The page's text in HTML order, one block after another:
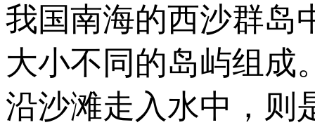
我国南海的西沙群岛
大小不同的岛屿组成
沿沙滩走入水中，则